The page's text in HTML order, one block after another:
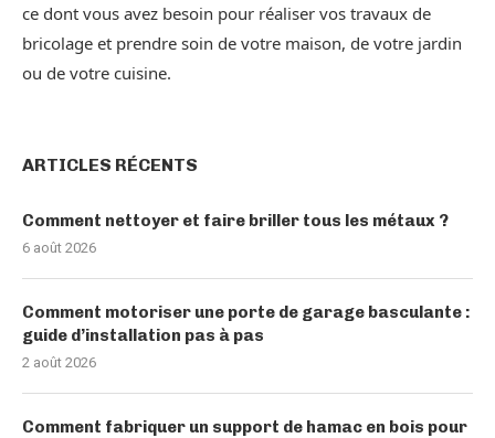
ce dont vous avez besoin pour réaliser vos travaux de
bricolage et prendre soin de votre maison, de votre jardin
ou de votre cuisine.
ARTICLES RÉCENTS
Comment nettoyer et faire briller tous les métaux ?
6 août 2026
Comment motoriser une porte de garage basculante :
guide d’installation pas à pas
2 août 2026
Comment fabriquer un support de hamac en bois pour